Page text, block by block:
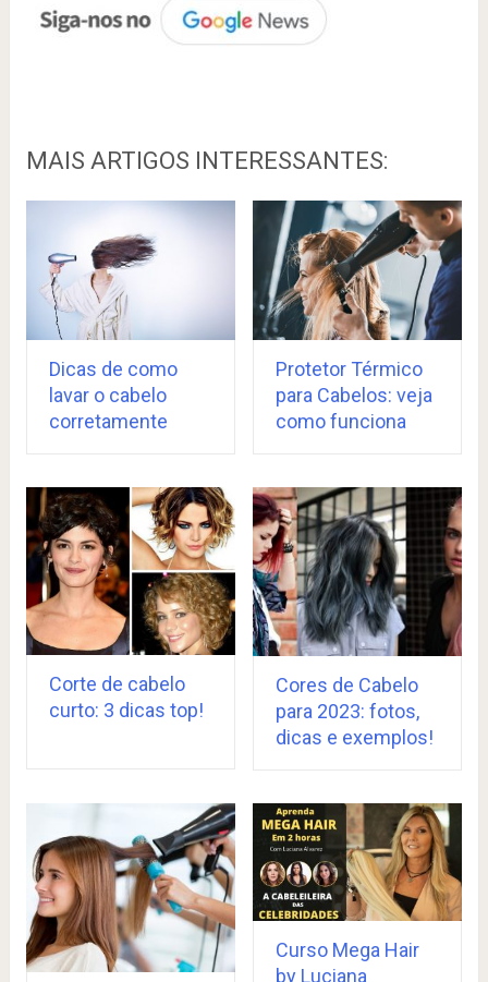
MAIS ARTIGOS INTERESSANTES:
Dicas de como
lavar o cabelo
corretamente
Protetor Térmico
para Cabelos: veja
como funciona
Corte de cabelo
curto: 3 dicas top!
Cores de Cabelo
para 2023: fotos,
dicas e exemplos!
Curso Mega Hair
by Luciana